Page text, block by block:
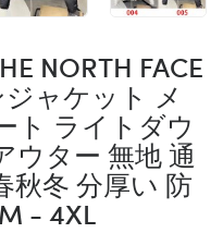
NORTH FACE
ャケット メ
ト ライトダウ
ウター 無地 通
秋冬 分厚い 防
- 4XL